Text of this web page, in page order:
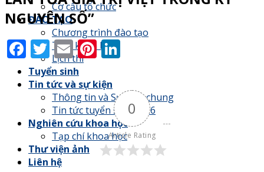
Cơ cấu tổ chức
ĐÀO TẠO
Chương trình đào tạo
Thời khoá biểu
Lịch thi
Tuyển sinh
Tin tức và sự kiện
Thông tin và Sự kiện chung
Tin tức tuyển sinh 2026
Nghiên cứu khoa học
Tạp chí khoa học
Thư viện ảnh
Liên hệ
NGUYÊN SỐ”
Facebook
Twitter
EmailPinterest
0
Article Rating